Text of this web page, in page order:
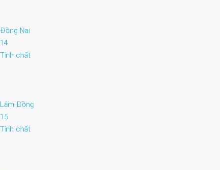
Đồng Nai
14
Tính chất
Lâm Đồng
15
Tính chất